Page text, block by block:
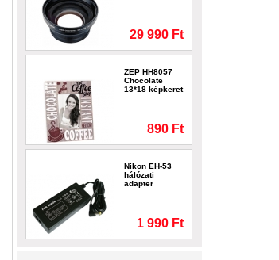
29 990 Ft
ZEP HH8057
Chocolate
13*18 képkeret
890 Ft
Nikon EH-53
hálózati
adapter
1 990 Ft